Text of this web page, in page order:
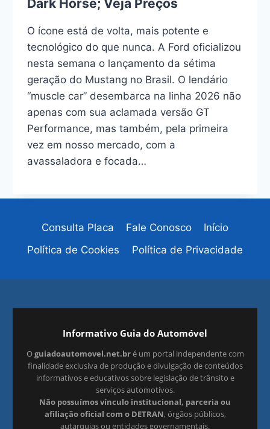
Dark Horse; Veja Preços
O ícone está de volta, mais potente e
tecnológico do que nunca. A Ford oficializou
nesta semana o lançamento da sétima
geração do Mustang no Brasil. O lendário
“muscle car” desembarca na linha 2026 não
apenas com sua aclamada versão GT
Performance, mas também, pela primeira
vez em nosso mercado, com a
avassaladora e focada…
Consulta Placa Fale Conosco
Início
Política de Cookies
Política de Privacidade
Informativo Guia do Automóvel
Oguiadoautomovel.net.bré um portal independente com
finalidade exclusiva de produção e divulgação de conteúdos
informativos e educativos sobre legislação de trânsito e
serviços automotivos.
Não possuímos vínculo institucional, parceria ou
afiliação oficial com o DETRAN, órgãos públicos,
autarquias ou entidades governamentais.